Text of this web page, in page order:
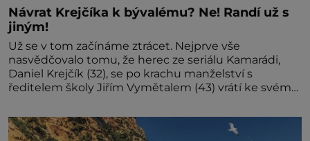
Návrat Krejčíka k bývalému? Ne! Randí už s
jiným!
Už se v tom začínáme ztrácet. Nejprve vše
nasvědčovalo tomu, že herec ze seriálu Kamarádi,
Daniel Krejčík (32), se po krachu manželství s
ředitelem školy Jiřím Vymětalem (43) vrátí ke svému